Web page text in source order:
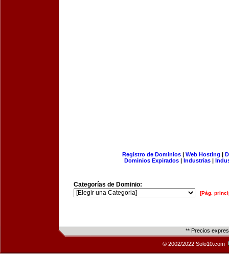
Registro de Dominios| Web Hosting |
Dominios Expirados | Industrias |
Categorías de Dominio:
[Pág.
** Precios
© 2002/2022 Solo10.com